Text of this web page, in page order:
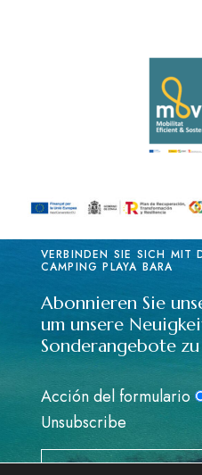
VERBINDEN SIE SICH MIT
CAMPING PLAYA BARA
Abonnieren Sie
um unsere
Sonderangebote
Acción del formulario
Unsubscribe